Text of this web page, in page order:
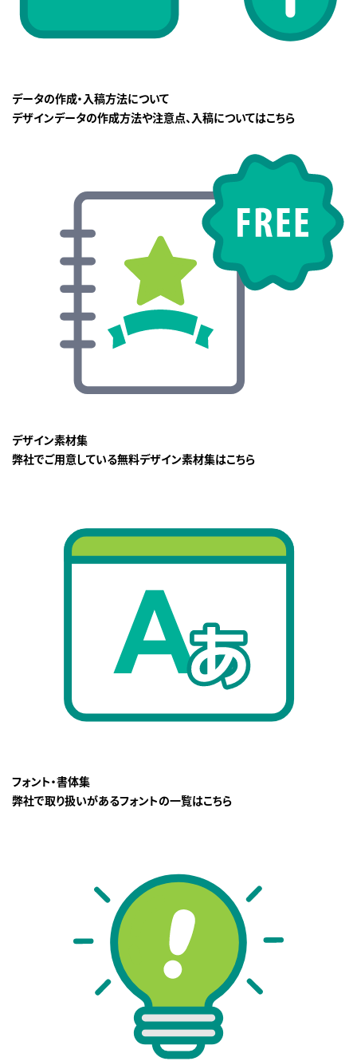
データの作成・入稿方法について
デザインデータの作成方法や注意点、入稿についてはこちら
デザイン素材集
弊社でご用意している無料デザイン素材集はこちら
フォント・書体集
弊社で取り扱いがあるフォントの一覧はこちら